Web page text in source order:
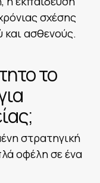
σχέσης
και ασθενούς.
το
στρατηγική
οφέλη σε ένα